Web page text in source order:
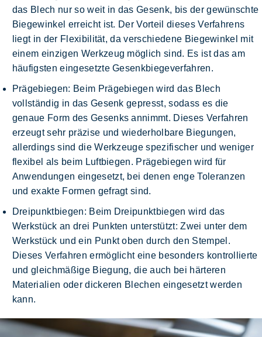
das Blech nur so weit in das Gesenk, bis der gewünschte
Biegewinkel erreicht ist. Der Vorteil dieses Verfahrens
liegt in der Flexibilität, da verschiedene Biegewinkel mit
einem einzigen Werkzeug möglich sind. Es ist das am
häufigsten eingesetzte Gesenkbiegeverfahren.
Prägebiegen: Beim Prägebiegen wird das Blech
vollständig in das Gesenk gepresst, sodass es die
genaue Form des Gesenks annimmt. Dieses Verfahren
erzeugt sehr präzise und wiederholbare Biegungen,
allerdings sind die Werkzeuge spezifischer und weniger
flexibel als beim Luftbiegen. Prägebiegen wird für
Anwendungen eingesetzt, bei denen enge Toleranzen
und exakte Formen gefragt sind.
Dreipunktbiegen: Beim Dreipunktbiegen wird das
Werkstück an drei Punkten unterstützt: Zwei unter dem
Werkstück und ein Punkt oben durch den Stempel.
Dieses Verfahren ermöglicht eine besonders kontrollierte
und gleichmäßige Biegung, die auch bei härteren
Materialien oder dickeren Blechen eingesetzt werden
kann.